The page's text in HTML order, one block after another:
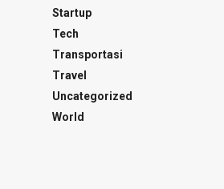
Startup
Tech
Transportasi
Travel
Uncategorized
World